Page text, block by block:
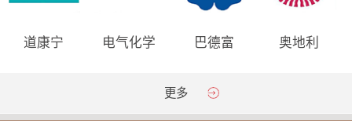
道康宁 电气化学 巴德富 奥地利
更多